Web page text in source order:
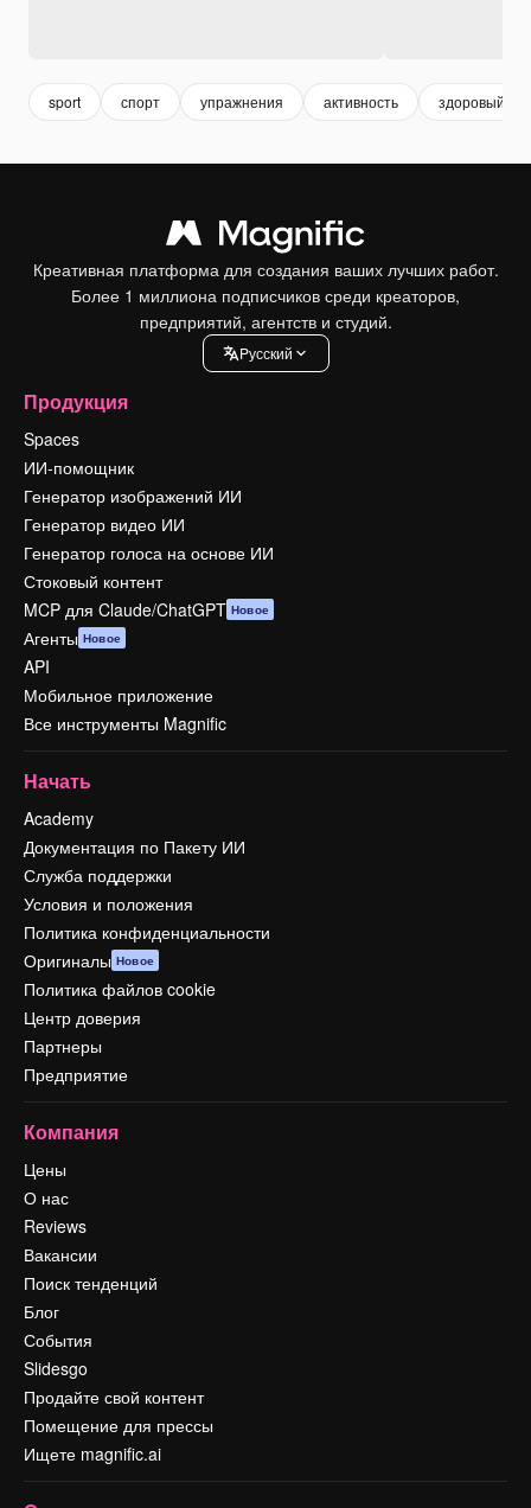
sport спорт упражнения активность здоровый
Креативная платформа для создания ваших лучших работ.
Более 1 миллиона подписчиков среди креаторов,
предприятий, агентств и студий.
Pусский
Продукция
Spaces
ИИ-помощник
Генератор изображений ИИ
Генератор видео ИИ
Генератор голоса на основе ИИ
Стоковый контент
MCP для Claude/ChatGPT Новое
Агенты Новое
API
Мобильное приложение
Все инструменты Magnific
Начать
Academy
Документация по Пакету ИИ
Служба поддержки
Условия и положения
Политика конфиденциальности
Оригиналы Новое
Политика файлов cookie
Центр доверия
Партнеры
Предприятие
Компания
Цены
О нас
Reviews
Вакансии
Поиск тенденций
Блог
События
Slidesgo
Продайте свой контент
Помещение для прессы
Ищете magnific.ai